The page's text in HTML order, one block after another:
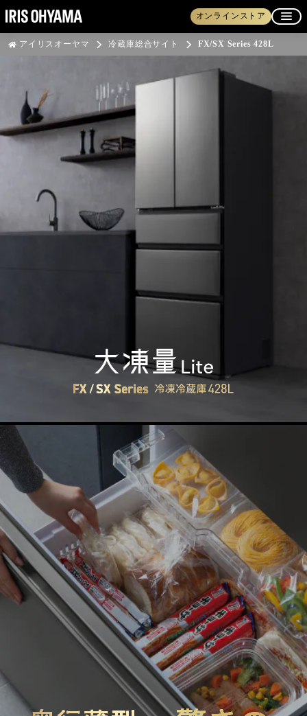
オンラインストア
アイリスオーヤマ 冷蔵庫総合サイト FX/SX Series 428L